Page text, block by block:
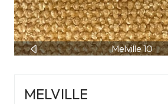
Melville 10
Melville 1-2-3-4-5
MELVILLE